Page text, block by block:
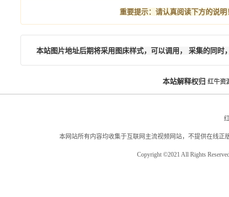
重要提示： 请认真阅读下方的说
本站图片地址后期将采用图床样式，可以调用， 采集的同
本站解释权归 红牛资
本网站所有内容均收集于互联网主流视频网站，不提供在线
Copyright ©2021 All Rights